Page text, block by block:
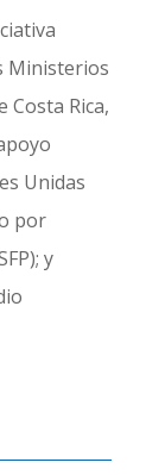
Ministerios
Costa Rica,
Unidas
por
y